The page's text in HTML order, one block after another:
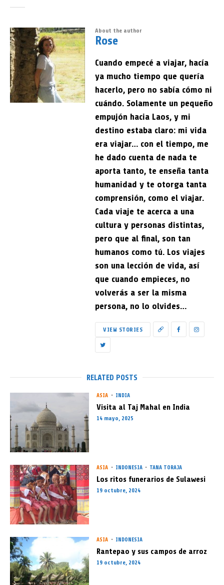
About the author
Rose
Cuando empecé a viajar, hacía
ya mucho tiempo que quería
hacerlo, pero no sabía cómo ni
cuándo. Solamente un pequeño
empujón hacia Laos, y mi
destino estaba claro: mi vida
era viajar… con el tiempo, me
he dado cuenta de nada te
aporta tanto, te enseña tanta
humanidad y te otorga tanta
comprensión, como el viajar.
Cada viaje te acerca a una
cultura y personas distintas,
pero que al final, son tan
humanos como tú. Los viajes
son una lección de vida, así
que cuando empieces, no
volverás a ser la misma
persona, no lo olvides…
VIEW STORIES
RELATED POSTS
ASIA INDIA
Visita al Taj Mahal en India
14 mayo, 2025
ASIA INDONESIA TANA TORAJA
Los ritos funerarios de Sulawesi
19 octubre, 2024
ASIA INDONESIA
Rantepao y sus campos de arroz
19 octubre, 2024